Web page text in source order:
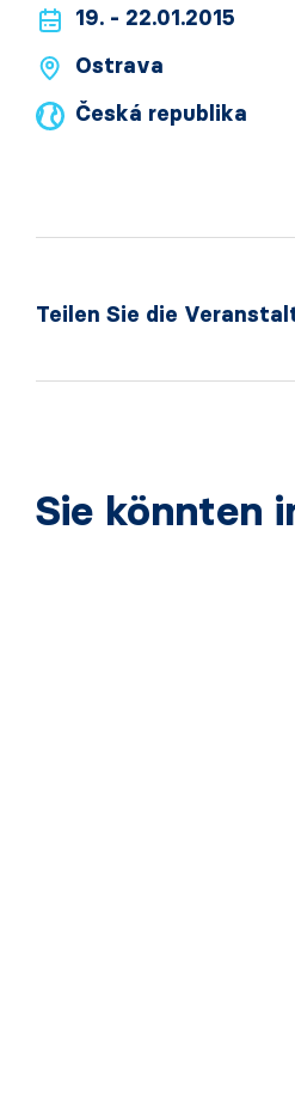
19. - 22.01.2015
Ostrava
Česká republika
Teilen Sie die
Sie könnten